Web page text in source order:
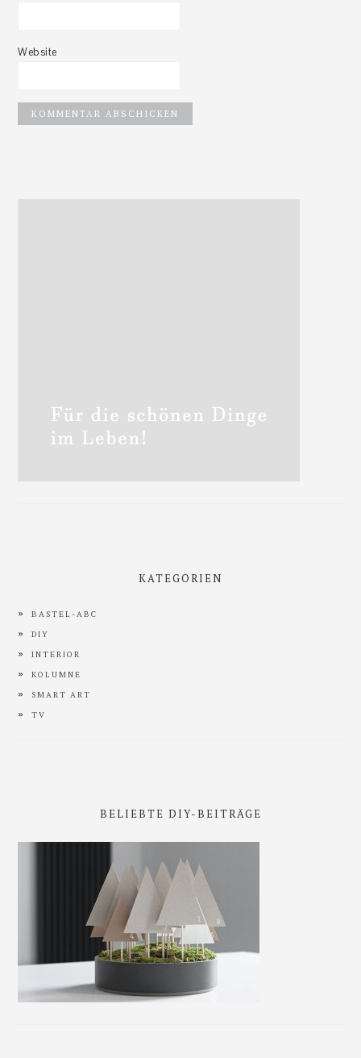
Website
KATEGORIEN
BASTEL-ABC
DIY
INTERIOR
KOLUMNE
SMART ART
TV
BELIEBTE DIY-BEITRÄGE